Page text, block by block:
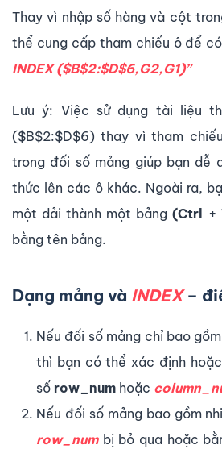
Thay vì nhập số hàng và cột
thể cung cấp tham chiếu ô để
INDEX ($B$2:$D$6,G2,G1)”
Lưu ý: Việc sử dụng tài liệu
($B$2:$D$6) thay vì tham
trong đối số mảng giúp bạn dễ
thức lên các ô khác. Ngoài ra,
một dải thành một bảng(Ctrl +
bằng tên bảng.
Dạng mảng và INDEX–
Nếu đối số mảng chỉ bao
thì bạn có thể xác định
số row_num hoặc
Nếu đối số mảng bao gồm
row_numbị bỏ qua hoặc